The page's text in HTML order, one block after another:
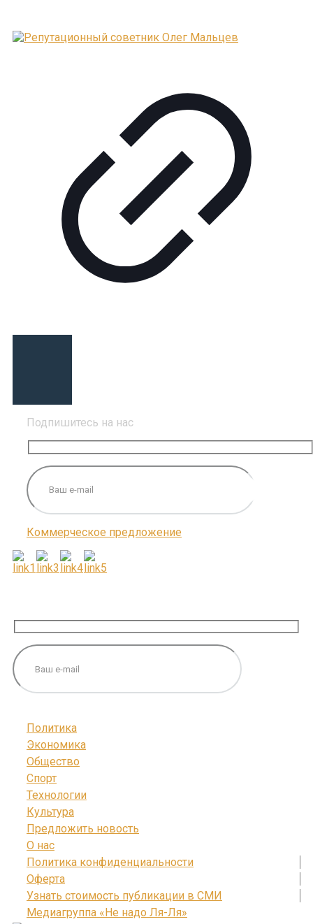
Подпишитесь на нас
Коммерческое предложение
Политика
Экономика
Общество
Спорт
Технологии
Культура
Предложить новость
О нас
Политика конфиденциальности
Оферта
Узнать стоимость публикации в СМИ
Медиагруппа «Не надо Ля-Ля»